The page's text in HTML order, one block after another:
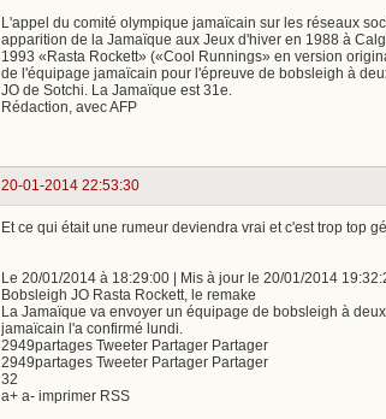
L'appel du comité olympique jamaïcain sur les réseaux
apparition de la Jamaïque aux Jeux d'hiver en 1988 à
1993 «Rasta Rockett» («Cool Runnings» en version
de l'équipage jamaïcain pour l'épreuve de bobsleigh à
JO de Sotchi. La Jamaïque est 31e.
Rédaction, avec AFP
20-01-2014 22:53:30
Et ce qui était une rumeur deviendra vrai et c'est trop top
Le 20/01/2014 à 18:29:00 | Mis à jour le 20/01/2014
Bobsleigh JO Rasta Rockett, le remake
La Jamaïque va envoyer un équipage de bobsleigh à
jamaïcain l'a confirmé lundi.
2949partages Tweeter Partager Partager
2949partages Tweeter Partager Partager
32
a+ a- imprimer RSS